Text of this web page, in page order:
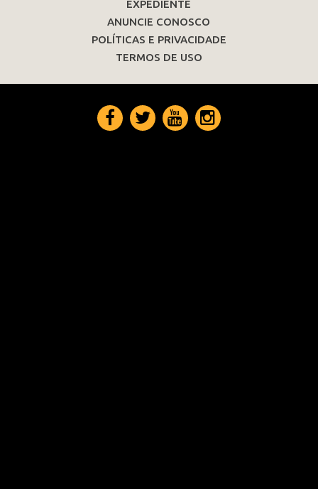
EXPEDIENTE
ANUNCIE CONOSCO
POLÍTICAS E PRIVACIDADE
TERMOS DE USO